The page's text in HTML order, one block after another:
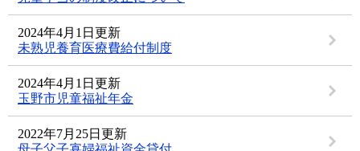
2024年4月1日更新
未熟児養育医療費給付制度
2024年4月1日更新
玉野市児童福祉年金
2022年7月25日更新